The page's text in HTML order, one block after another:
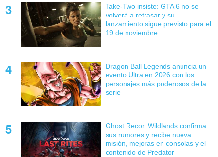
Take-Two insiste: GTA 6 no se
volverá a retrasar y su
lanzamiento sigue previsto para el
19 de noviembre
Dragon Ball Legends anuncia un
evento Ultra en 2026 con los
personajes más poderosos de la
serie
Ghost Recon Wildlands confirma
sus rumores y recibe nueva
misión, mejoras en consolas y el
contenido de Predator